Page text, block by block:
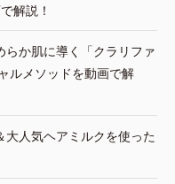
解説！
らか肌に導く「クラリファ
ルメソッドを動画で解
大人気ヘアミルクを使った